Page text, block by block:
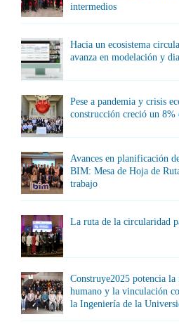
intermedios
Hacia un ecosistema
avanza en modelación y
Pese a pandemia y crisis
construcción creció un 8%
Avances en planificación
BIM: Mesa de Hoja de
trabajo
La ruta de la circularidad
Construye2025 potencia
humano y la vinculación
la Ingeniería de la